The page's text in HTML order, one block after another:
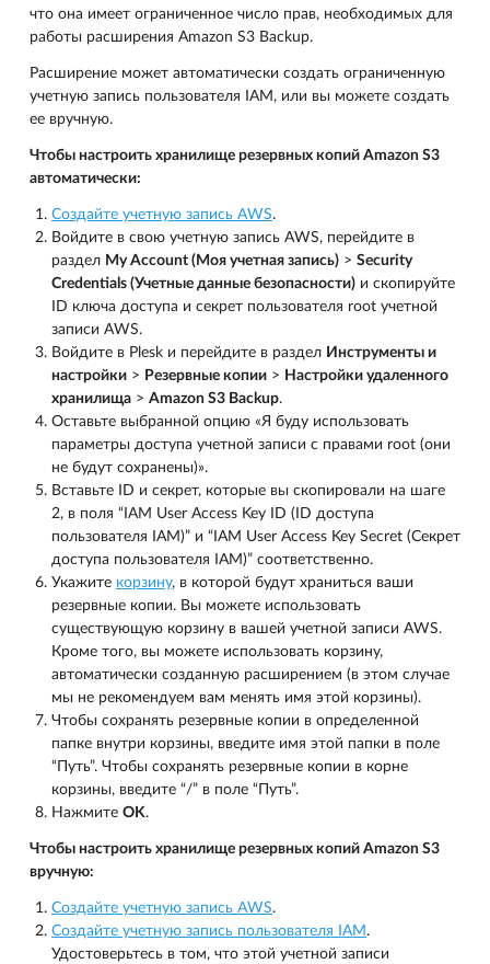
что она имеет ограниченное число прав, необходимых для
работы расширения Amazon S3 Backup.
Расширение может автоматически создать ограниченную
учетную запись пользователя IAM, или вы можете создать
ее вручную.
Чтобы настроить хранилище резервных копий Amazon S3
автоматически:
Создайте учетную запись AWS.
Войдите в свою учетную запись AWS, перейдите в
раздел My Account (Моя учетная запись) > Security
Credentials (Учетные данные безопасности) и скопируйте
ID ключа доступа и секрет пользователя root учетной
записи AWS.
Войдите в Plesk и перейдите в раздел Инструменты и
настройки > Резервные копии > Настройки удаленного
хранилища > Amazon S3 Backup.
Оставьте выбранной опцию «Я буду использовать
параметры доступа учетной записи с правами root (они
не будут сохранены)».
Вставьте ID и секрет, которые вы скопировали на шаге
2, в поля “IAM User Access Key ID (ID доступа
пользователя IAM)” и “IAM User Access Key Secret (Секрет
доступа пользователя IAM)” соответственно.
Укажите корзину, в которой будут храниться ваши
резервные копии. Вы можете использовать
существующую корзину в вашей учетной записи AWS.
Кроме того, вы можете использовать корзину,
автоматически созданную расширением (в этом случае
мы не рекомендуем вам менять имя этой корзины).
Чтобы сохранять резервные копии в определенной
папке внутри корзины, введите имя этой папки в поле
“Путь”. Чтобы сохранять резервные копии в корне
корзины, введите “/” в поле “Путь”.
Нажмите OK.
Чтобы настроить хранилище резервных копий Amazon S3
вручную:
Создайте учетную запись AWS.
Создайте учетную запись пользователя IAM.
Удостоверьтесь в том, что этой учетной записи